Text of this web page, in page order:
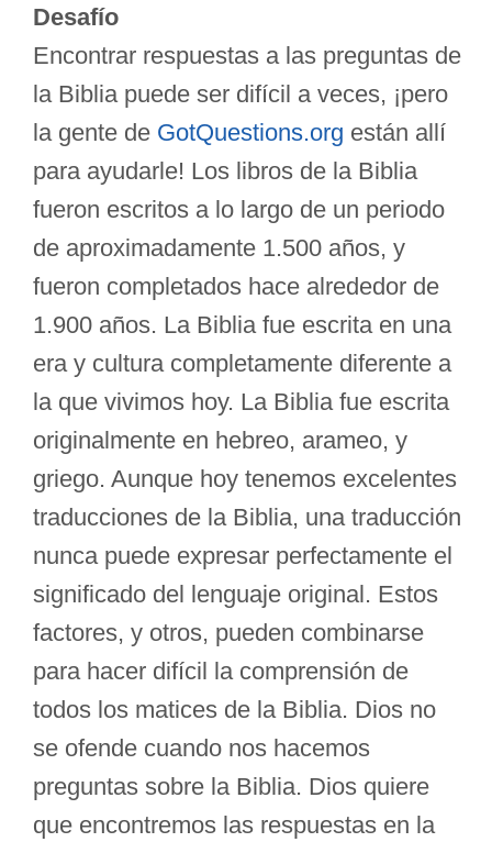
Desafío
Encontrar respuestas a las preguntas de
la Biblia puede ser difícil a veces, ¡pero
la gente de GotQuestions.org están allí
para ayudarle! Los libros de la Biblia
fueron escritos a lo largo de un periodo
de aproximadamente 1.500 años, y
fueron completados hace alrededor de
1.900 años. La Biblia fue escrita en una
era y cultura completamente diferente a
la que vivimos hoy. La Biblia fue escrita
originalmente en hebreo, arameo, y
griego. Aunque hoy tenemos excelentes
traducciones de la Biblia, una traducción
nunca puede expresar perfectamente el
significado del lenguaje original. Estos
factores, y otros, pueden combinarse
para hacer difícil la comprensión de
todos los matices de la Biblia. Dios no
se ofende cuando nos hacemos
preguntas sobre la Biblia. Dios quiere
que encontremos las respuestas en la